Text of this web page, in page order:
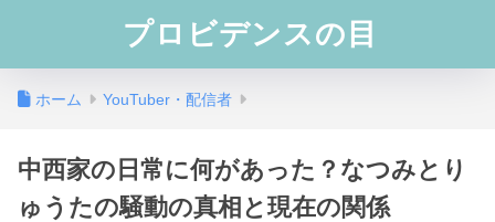
プロビデンスの目
ホーム YouTuber・配信者
中西家の日常に何があった？なつみとり
ゅうたの騒動の真相と現在の関係